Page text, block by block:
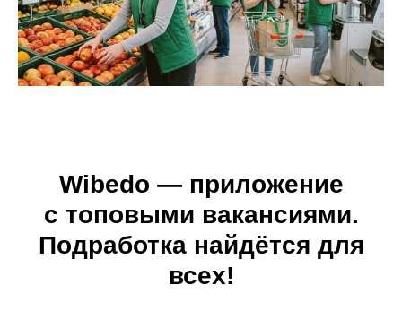
Wibedo — приложение
с топовыми вакансиями.
Подработка найдётся для
всех!